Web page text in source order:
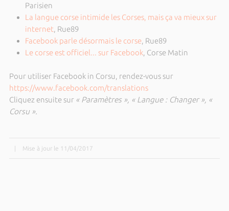
Parisien
La langue corse intimide les Corses, mais ça va mieux sur
internet, Rue89
Facebook parle désormais le corse, Rue89
Le corse est officiel... sur Facebook, Corse Matin
Pour utiliser Facebook in Corsu, rendez-vous sur
https://www.facebook.com/translations
Cliquez ensuite sur « Paramètres », « Langue : Changer », «
Corsu ».
Mise à jour le 11/04/2017